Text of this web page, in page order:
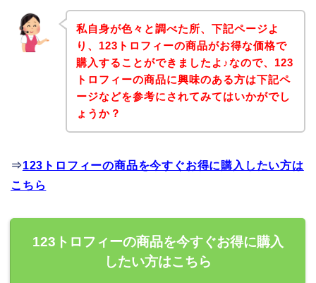
私自身が色々と調べた所、下記ページよ
り、123トロフィーの商品がお得な価格で
購入することができましたよ♪なので、123
トロフィーの商品に興味のある方は下記ペ
ージなどを参考にされてみてはいかがでし
ょうか？
⇒123トロフィーの商品を今すぐお得に購入したい方は
こちら
123トロフィーの商品を今すぐお得に購入
したい方はこちら